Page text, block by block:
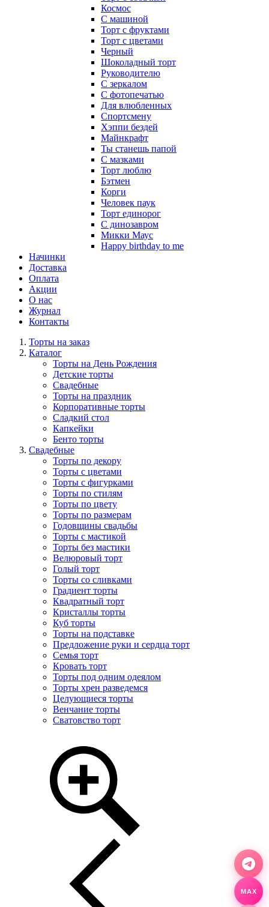
Космос
С машиной
Торт с фруктами
Торт с цветами
Черный
Шоколадный торт
Руководителю
С зеркалом
С фотопечатью
Для влюбленных
Спортсмену
Хэппи бездей
Майнкрафт
Ты станешь папой
С мазками
Торт люблю
Бэтмен
Корги
Человек паук
Торт единорог
С динозавром
Микки Маус
Happy birthday to me
Начинки
Доставка
Оплата
Акции
О нас
Журнал
Контакты
Торты на заказ
Каталог
Торты на День Рождения
Детские торты
Свадебные
Торты на праздник
Корпоративные торты
Сладкий стол
Капкейки
Бенто торты
Свадебные
Торты по декору
Торты с цветами
Торты с фигурками
Торты по стилям
Торты по цвету
Торты по размерам
Годовщины свадьбы
Торты с мастикой
Торты без мастики
Велюровый торт
Голый торт
Торты со сливками
Градиент торты
Квадратный торт
Кристаллы торты
Куб торты
Торты на подставке
Предложение руки и сердца торт
Семья торт
Кровать торт
Торты под одним одеялом
Торты хрен разведемся
Целующиеся торты
Венчание торты
Сватовство торт
MAX